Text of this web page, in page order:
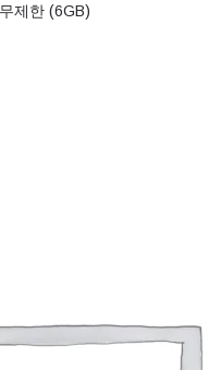
제한 (6GB)